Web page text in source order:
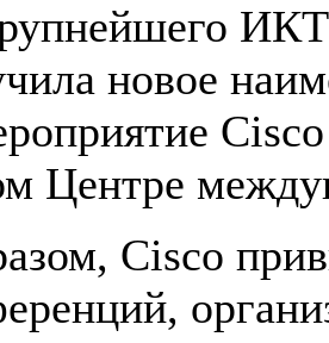
новое
Центре
Cisco